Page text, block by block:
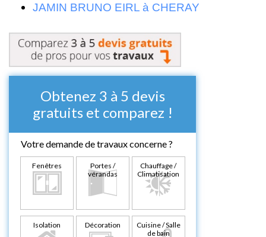
JAMIN BRUNO EIRL à CHERAY
Obtenez 3 à 5 devis
gratuits et comparez !
Votre demande de travaux concerne ?
Fenêtres
Portes /
vérandas
Chauffage /
Climatisation
Isolation Décoration
Cuisine / Salle
de bain